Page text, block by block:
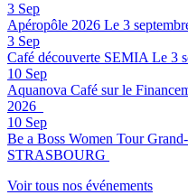
3 Sep
Apéropôle 2026 Le 3
3 Sep
Café découverte SEMIALe 3
10 Sep
Aquanova Café sur le
2026
10 Sep
Be a Boss Women Tour
STRASBOURG
Voir tous nos événements